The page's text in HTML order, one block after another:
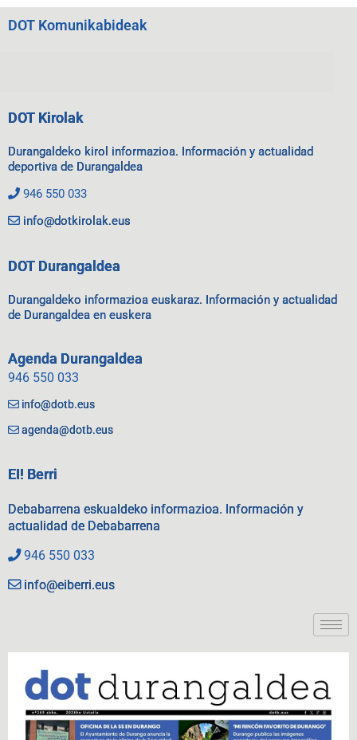
DOT Komunikabideak
DOT Kirolak
Durangaldeko kirol informazioa. Información y actualidad
deportiva de Durangaldea
946 550 033
info@dotkirolak.eus
DOT Durangaldea
Durangaldeko informazioa euskaraz. Información y actualidad
de Durangaldea en euskera
Agenda Durangaldea
946 550 033
info@dotb.eus
agenda@dotb.eus
EI! Berri
Debabarrena eskualdeko informazioa. Información y
actualidad de Debabarrena
946 550 033
info@eiberri.eus